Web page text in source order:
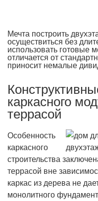
Мечта построить
осуществиться без
использовать готовые
отличается от
приносит немалые
каркасного
террасой
Особенность
каркасного
строительства
террасой вне
каркас из дерева не
монолитного